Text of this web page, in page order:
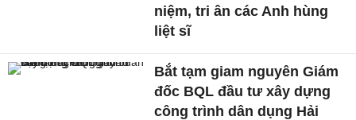
niệm, tri ân các Anh hùng
liệt sĩ
Bắt tạm giam nguyên Giám
đốc BQL đầu tư xây dựng
công trình dân dụng Hải